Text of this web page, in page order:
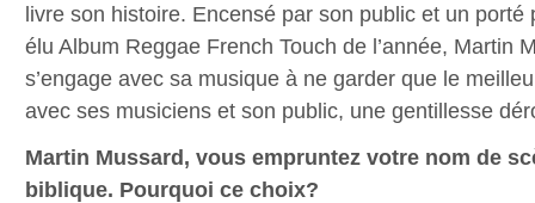
livre son histoire. Encensé par son public et un porté
élu Album Reggae French Touch de l’année, Martin
s’engage avec sa musique à ne garder que le
avec ses musiciens et son public, une gentillesse
Martin Mussard, vous empruntez votre nom de
biblique. Pourquoi ce choix?